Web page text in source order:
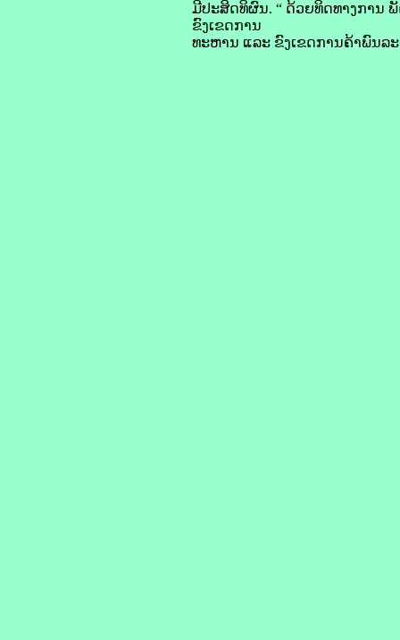
ມີປະສິດທິຜົນ. “ ດ້ວຍທິດທາງການ
ຂົງເຂດການ
ທະຫານ ແລະ ຂົງເຂດການຄ້າພົນລ